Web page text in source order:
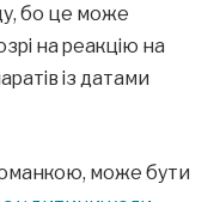
бо це може
на реакцію на
із датами
може бути